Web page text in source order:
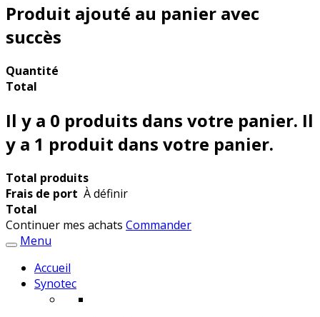
Produit ajouté au panier avec
succès
Quantité
Total
Il y a 0 produits dans votre panier. Il
y a 1 produit dans votre panier.
Total produits
Frais de port À définir
Total
Continuer mes achats Commander
Menu
Accueil
Synotec